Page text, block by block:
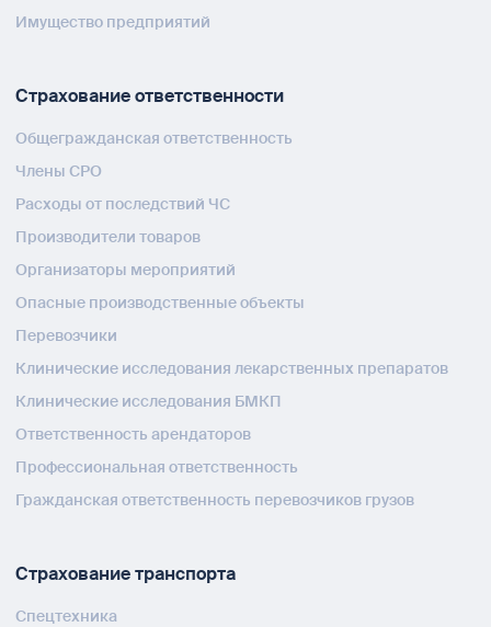
Имущество предприятий
Страхование ответственности
Общегражданская ответственность
Члены СРО
Расходы от последствий ЧС
Производители товаров
Организаторы мероприятий
Опасные производственные объекты
Перевозчики
Клинические исследования лекарственных препаратов
Клинические исследования БМКП
Ответственность арендаторов
Профессиональная ответственность
Гражданская ответственность перевозчиков грузов
Страхование транспорта
Спецтехника